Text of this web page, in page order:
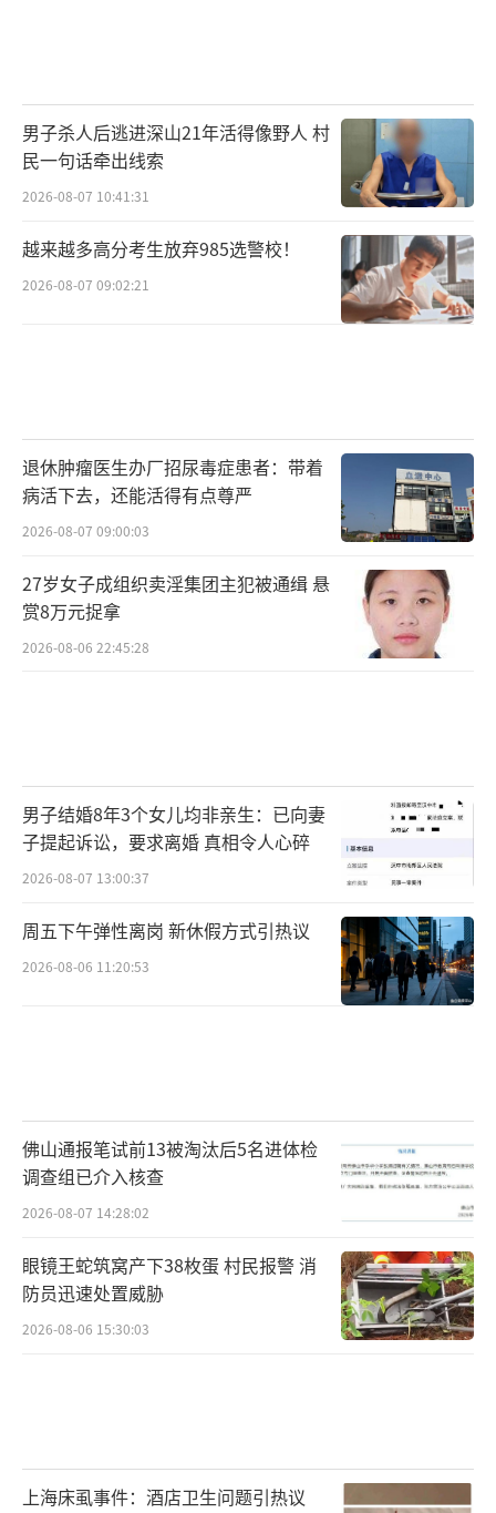
男子杀人后逃进深山21年活得像野人 村
民一句话牵出线索
2026-08-07 10:41:31
越来越多高分考生放弃985选警校！
2026-08-07 09:02:21
退休肿瘤医生办厂招尿毒症患者：带着
病活下去，还能活得有点尊严
2026-08-07 09:00:03
27岁女子成组织卖淫集团主犯被通缉 悬
赏8万元捉拿
2026-08-06 22:45:28
男子结婚8年3个女儿均非亲生：已向妻
子提起诉讼，要求离婚 真相令人心碎
2026-08-07 13:00:37
周五下午弹性离岗 新休假方式引热议
2026-08-06 11:20:53
佛山通报笔试前13被淘汰后5名进体检
调查组已介入核查
2026-08-07 14:28:02
眼镜王蛇筑窝产下38枚蛋 村民报警 消
防员迅速处置威胁
2026-08-06 15:30:03
上海床虱事件：酒店卫生问题引热议